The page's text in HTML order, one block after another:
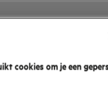
cookies om je een